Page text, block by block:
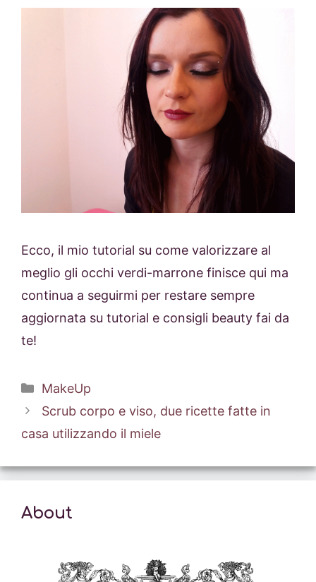
Ecco, il mio tutorial su come valorizzare al
meglio gli occhi verdi-marrone finisce qui ma
continua a seguirmi per restare sempre
aggiornata su tutorial e consigli beauty fai da
te!
Categorie
MakeUp
Scrub corpo e viso, due ricette fatte in
casa utilizzando il miele
About